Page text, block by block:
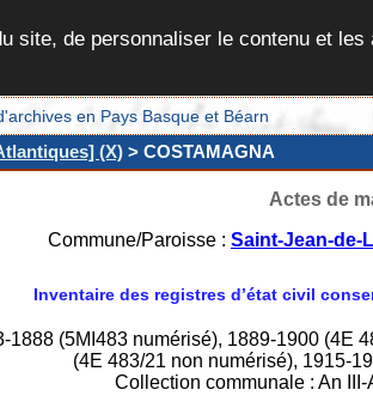
site, de personnaliser le contenu et
en Pays Basque et Béarn
(X) > COSTAMAGNA
Actes de
Commune/Paroisse : Saint-Jean-de-
Inventaire des registres d’état civil
(5MI483 numérisé), 1889-1900 (4E
(4E 483/21 non numérisé), 1915-
Collection communale : An